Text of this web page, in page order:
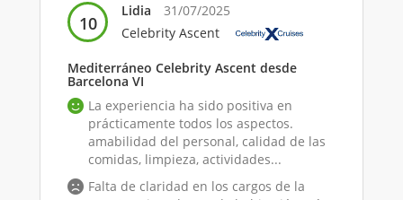
10
Lidia
31/07/2025
Celebrity Ascent
Mediterráneo Celebrity Ascent desde
Barcelona VI
La experiencia ha sido positiva en
prácticamente todos los aspectos.
amabilidad del personal, calidad de las
comidas, limpieza, actividades...
Falta de claridad en los cargos de la